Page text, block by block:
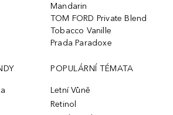
Mandarin
TOM FORD Private Blend
Tobacco Vanille
Prada Paradoxe
POPULÁRNÍ TÉMATA
Letní Vůně
Retinol